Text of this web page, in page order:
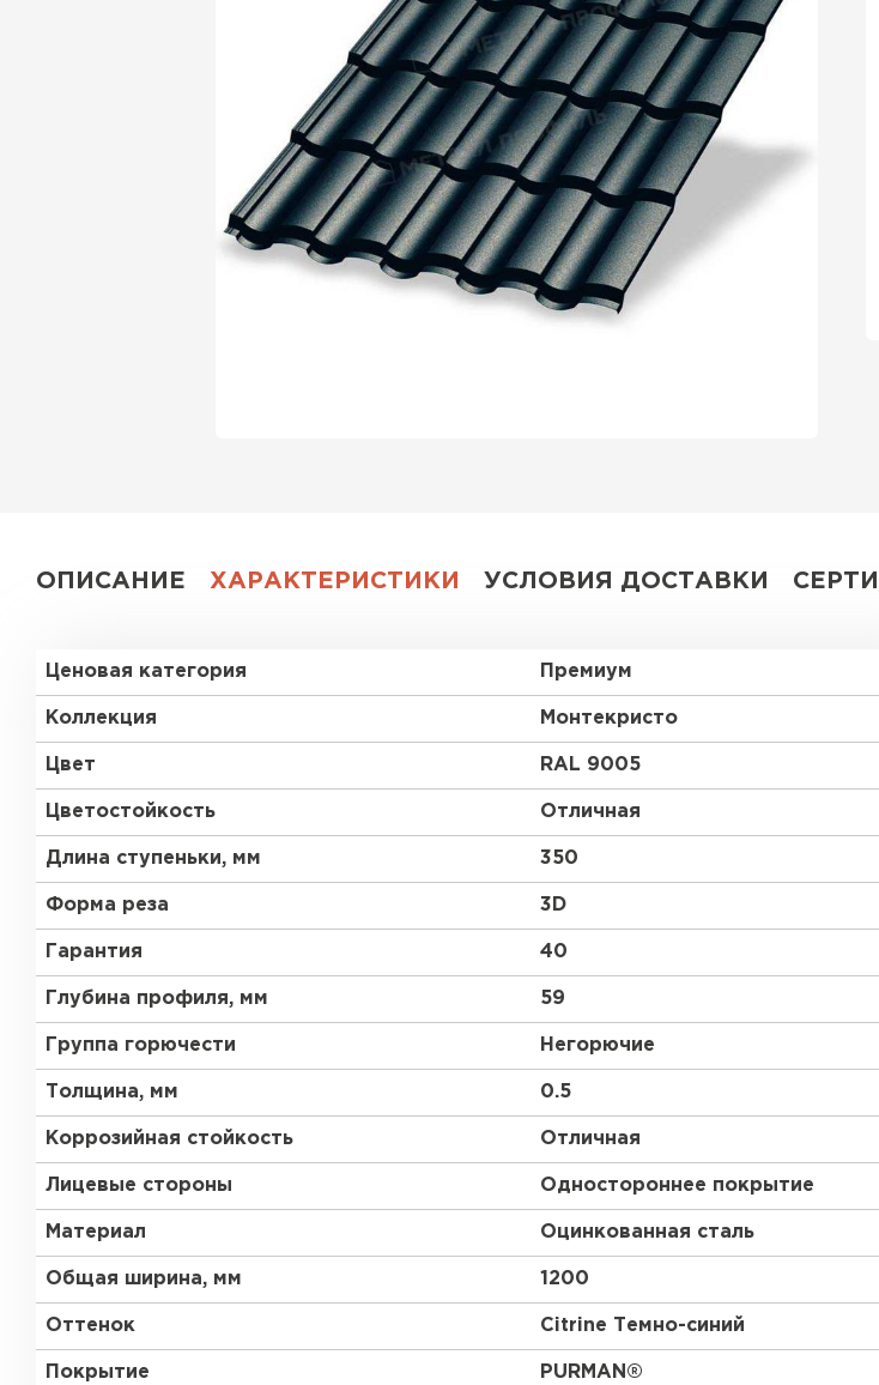
ОПИСАНИЕ ХАРАКТЕРИСТИКИ УСЛОВИЯ ДОСТАВКИ
Ценовая категория Премиум
Коллекция Монтекристо
Цвет RAL 9005
Цветостойкость Отличная
Длина ступеньки, мм 350
Форма реза 3D
Гарантия 40
Глубина профиля, мм 59
Группа горючести Негорючие
Толщина, мм 0.5
Коррозийная стойкость Отличная
Лицевые стороны Одностороннее покрытие
Материал Оцинкованная сталь
Общая ширина, мм 1200
Оттенок Citrine Темно-синий
Покрытие PURMAN®